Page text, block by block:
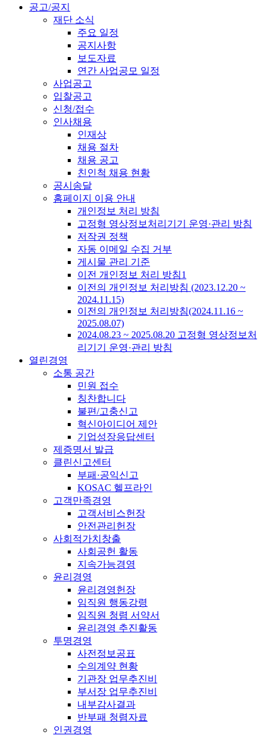
공고/공지
재단 소식
주요 일정
공지사항
보도자료
연간 사업공모 일정
사업공고
입찰공고
신청/접수
인사채용
인재상
채용 절차
채용 공고
친인척 채용 현황
공시송달
홈페이지 이용 안내
개인정보 처리 방침
고정형 영상정보처리기기 운영·관리 방침
저작권 정책
자동 이메일 수집 거부
게시물 관리 기준
이전 개인정보 처리 방침1
이전의 개인정보 처리방침 (2023.12.20 ~
2024.11.15)
이전의 개인정보 처리방침(2024.11.16 ~
2025.08.07)
2024.08.23 ~ 2025.08.20 고정형 영상정보처
리기기 운영·관리 방침
열린경영
소통 공간
민원 접수
칭찬합니다
불편/고충신고
혁신아이디어 제안
기업성장응답센터
제증명서 발급
클린신고센터
부패·공익신고
KOSAC 헬프라인
고객만족경영
고객서비스헌장
안전관리헌장
사회적가치창출
사회공헌 활동
지속가능경영
윤리경영
윤리경영헌장
임직원 행동강령
임직원 청렴 서약서
윤리경영 추진활동
투명경영
사전정보공표
수의계약 현황
기관장 업무추진비
부서장 업무추진비
내부감사결과
반부패 청렴자료
인권경영